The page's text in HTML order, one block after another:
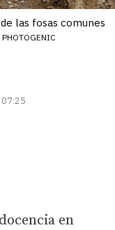
las fosas comunes
PHOTOGENIC
en